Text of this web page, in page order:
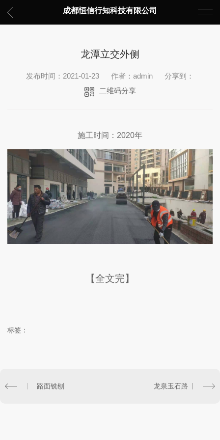
成都恒信行知科技有限公司
龙潭立交外侧
发布时间：2021-01-23 作者：admin
分享到：
二维码分享
施工时间：2020年
【全文完】
标签：
路面铣刨 龙泉玉石路